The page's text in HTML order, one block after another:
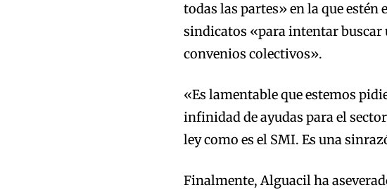
todas las partes» en la que
sindicatos «para intentar buscar
convenios colectivos».
«Es lamentable que estemos
infinidad de ayudas para el
ley como es el SMI. Es una
Finalmente, Alguacil ha